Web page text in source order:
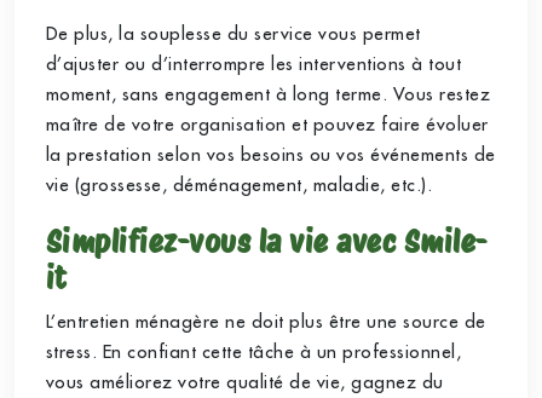
De plus, la souplesse du service vous permet
d’ajuster ou d’interrompre les interventions à tout
moment, sans engagement à long terme. Vous restez
maître de votre organisation et pouvez faire évoluer
la prestation selon vos besoins ou vos événements de
vie (grossesse, déménagement, maladie, etc.).
Simplifiez-vous la vie avec Smile-
it
L’entretien ménagère ne doit plus être une source de
stress. En confiant cette tâche à un professionnel,
vous améliorez votre qualité de vie, gagnez du